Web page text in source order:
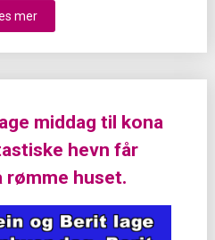
mer
middag til kona
hevn får
rømme huset.